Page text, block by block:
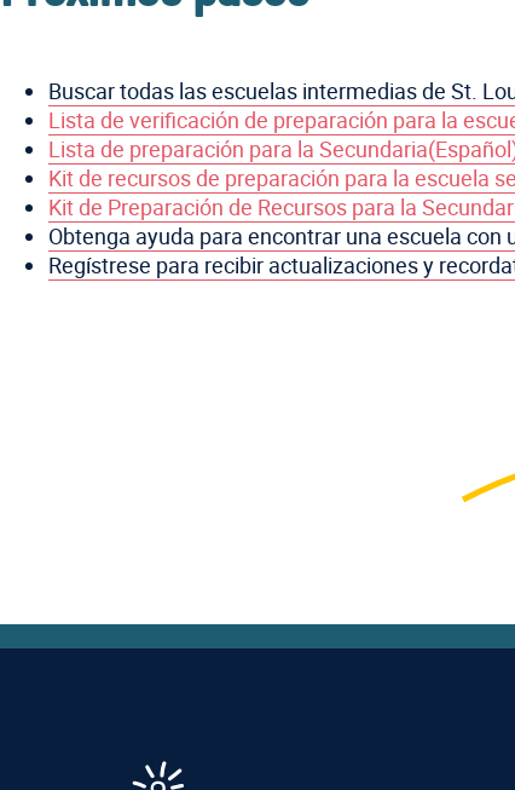
Buscar todas las escuelas intermedias de St.
Lista de verificación de preparación para la
Lista de preparación para la
Kit de recursos de preparación para la escuela
Kit de Preparación de Recursos para la
Obtenga ayuda para encontrar una escuela con
Regístrese para recibir actualizaciones y